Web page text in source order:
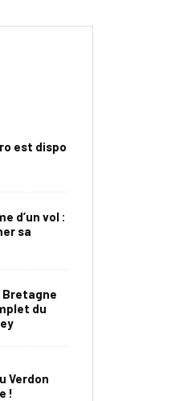
est dispo
d’un vol :
sa
Bretagne
du
Verdon
!